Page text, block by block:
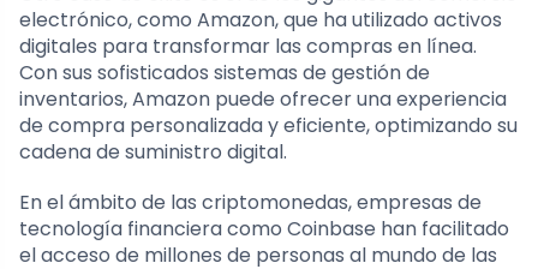
electrónico, como Amazon, que ha utilizado activos
digitales para transformar las compras en línea.
Con sus sofisticados sistemas de gestión de
inventarios, Amazon puede ofrecer una experiencia
de compra personalizada y eficiente, optimizando su
cadena de suministro digital.
En el ámbito de las criptomonedas, empresas de
tecnología financiera como Coinbase han facilitado
el acceso de millones de personas al mundo de las